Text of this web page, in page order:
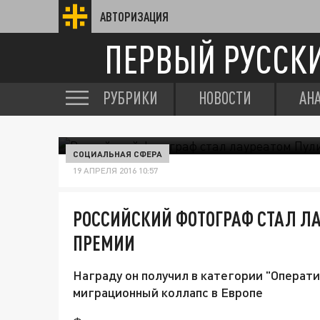
АВТОРИЗАЦИЯ
ПЕРВЫЙ
РУБРИКИ НОВОСТИ
СОЦИАЛЬНАЯ СФЕРА
19 АПРЕЛЯ 2016 10:57
РОССИЙСКИЙ ФОТОГРАФ СТАЛ
ПРЕМИИ
Награду он получил в категории
миграционный коллапс в Европе